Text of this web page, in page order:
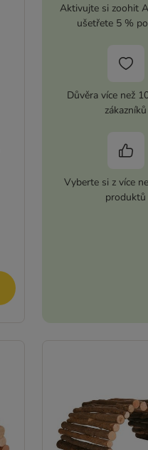
Aktivujte si zoohit
ušetřete 5 %
Důvěra více než
zákazníků
Vyberte si z více
produktů